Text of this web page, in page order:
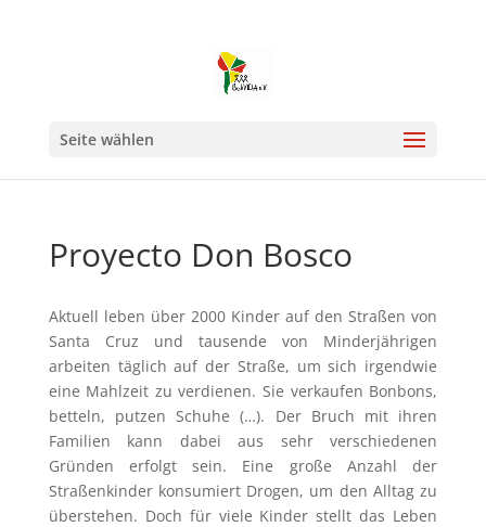
Seite wählen
Proyecto Don Bosco
Aktuell leben über 2000 Kinder auf den Straßen von
Santa Cruz und tausende von Minderjährigen
arbeiten täglich auf der Straße, um sich irgendwie
eine Mahlzeit zu verdienen. Sie verkaufen Bonbons,
betteln, putzen Schuhe (…). Der Bruch mit ihren
Familien kann dabei aus sehr verschiedenen
Gründen erfolgt sein. Eine große Anzahl der
Straßenkinder konsumiert Drogen, um den Alltag zu
überstehen. Doch für viele Kinder stellt das Leben